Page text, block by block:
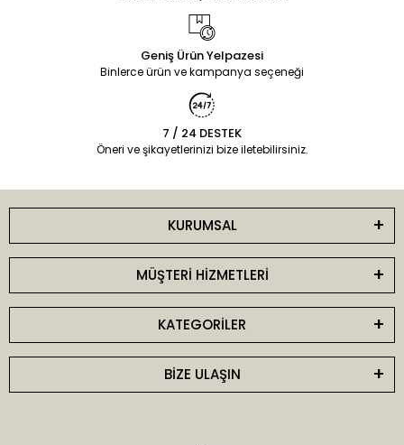
Geniş Ürün Yelpazesi
Binlerce ürün ve kampanya seçeneği
7 / 24 DESTEK
Öneri ve şikayetlerinizi bize iletebilirsiniz.
KURUMSAL
MÜŞTERİ HİZMETLERİ
KATEGORİLER
BİZE ULAŞIN